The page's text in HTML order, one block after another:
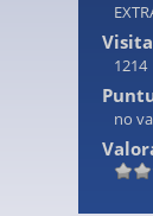
1214
no